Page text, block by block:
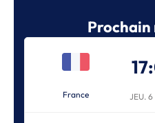
Prochain
France JEU. 6